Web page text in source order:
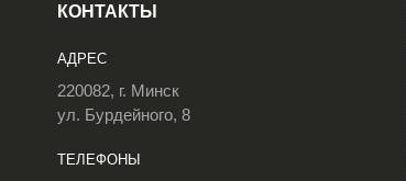
КОНТАКТЫ
АДРЕС
220082, г. Минск
ул. Бурдейного, 8
ТЕЛЕФОНЫ